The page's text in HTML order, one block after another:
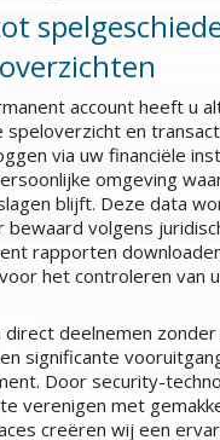
account heeft u
en
via uw financiële
omgeving
blijft. Deze data
bewaard volgens
rapporten
het controleren van
deelnemen zonder
significante
Door security-
verenigen met
creëren wij een